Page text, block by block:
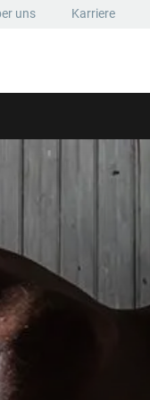
uns Karriere